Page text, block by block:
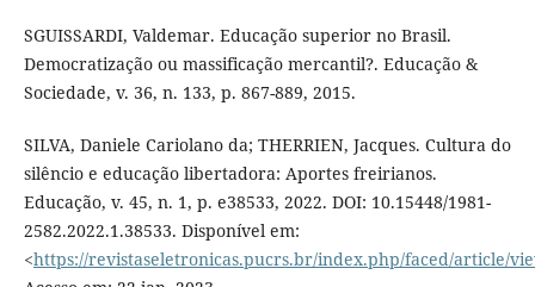
SGUISSARDI, Valdemar. Educação superior no Brasil.
Democratização ou massificação mercantil?. Educação &
Sociedade, v. 36, n. 133, p. 867-889, 2015.
SILVA, Daniele Cariolano da; THERRIEN, Jacques. Cultura do
silêncio e educação libertadora: Aportes freirianos.
Educação, v. 45, n. 1, p. e38533, 2022. DOI: 10.15448/1981-
2582.2022.1.38533. Disponível em:
<https://revistaseletronicas.pucrs.br/index.php/faced/article/